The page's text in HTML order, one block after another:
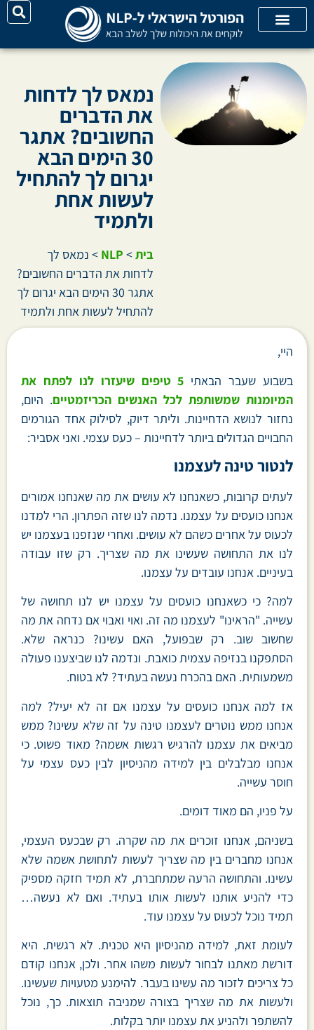
נמאס לך לדחות
את הדברים
החשובים? אתגר
30 הימים הבא
יגרום לך להתחיל
לעשות אחת
ולתמיד
בית>
NLP
> נמאס לך
לדחות את הדברים החשובים?
אתגר 30 הימים הבא יגרום לך
להתחיל לעשות אחת ולתמיד
היי,
בשבוע שעבר הבאתי
5 טיפים שיעזרו לנו לפתח את
המיומנות שמשותפת לכל האנשים הכריזמטיים. היום,
נחזור לנושא הדחיינות. וליתר דיוק, לסילוק אחד הגורמים
החבויים הגדולים ביותר לדחיינות – כעס עצמי. ואני אסביר:
לנטור טינה לעצמנו
לעתים קרובות, כשאנחנו לא עושים את מה שאנחנו אמורים
אנחנו כועסים על עצמנו. נדמה לנו שזה הפתרון. הרי למדנו
לכעוס על אחרים כשהם לא עושים. ואחרי שנזפנו בעצמנו יש
לנו את התחושה שעשינו את מה שצריך. רק שזו עבודה
בעיניים. אנחנו עובדים על עצמנו.
למה? כי כשאנחנו כועסים על עצמנו יש לנו תחושה של
עשייה. "הראינו" לעצמנו מה זה. ואוי ואבוי אם נדחה את מה
שחשוב שוב. רק שבפועל, האם עשינו? כנראה שלא.
הסתפקנו בנזיפה עצמית כואבת. ונדמה לנו שביצענו פעולה
משמעותית. האם בהכרח נעשה בעתיד? לא בטוח.
אז למה אנחנו כועסים על עצמנו אם זה לא יעיל? למה
אנחנו ממש נוטרים לעצמנו טינה על זה שלא עשינו? ממש
מביאים את עצמנו להרגיש רגשות אשמה? מאוד פשוט. כי
אנחנו מבלבלים בין למידה מהניסיון לבין כעס עצמי על
חוסר עשייה.
על פניו, הם מאוד דומים.
בשניהם, אנחנו זוכרים את מה שקרה. רק שבכעס העצמי,
אנחנו מחברים בין מה שצריך לעשות לתחושת אשמה שלא
עשינו. והתחושה הרעה שמתחברת, לא תמיד חזקה מספיק
כדי להניע אותנו לעשות אותו בעתיד. ואם לא נעשה…
תמיד נוכל לכעוס על עצמנו עוד.
לעומת זאת, למידה מהניסיון היא טכנית. לא רגשית. היא
דורשת מאתנו לבחור לעשות משהו אחר. ולכן, אנחנו קודם
כל צריכים לזכור מה עשינו בעבר. להימנע מטעויות שעשינו.
ולעשות את מה שצריך בצורה שמניבה תוצאות. כך, נוכל
להשתפר ולהניע את עצמנו יותר בקלות.